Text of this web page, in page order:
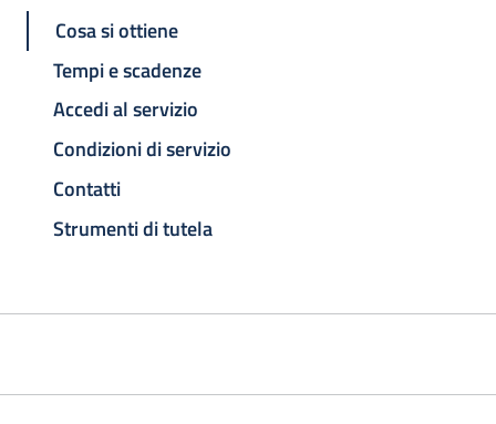
Cosa si ottiene
Tempi e scadenze
Accedi al servizio
Condizioni di servizio
Contatti
Strumenti di tutela